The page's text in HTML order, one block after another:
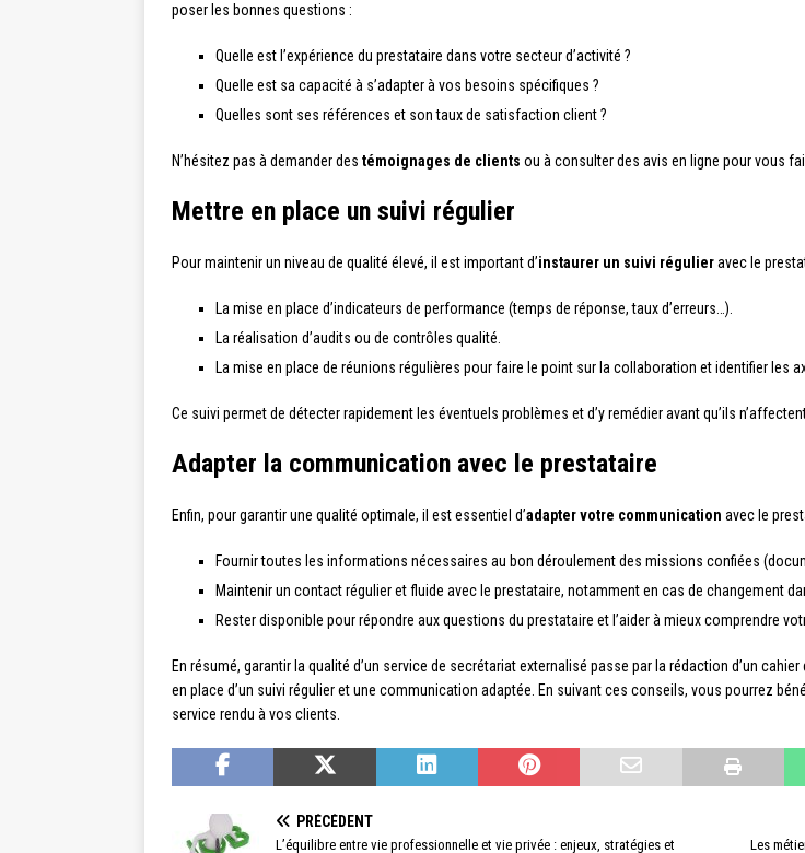
poser les bonnes questions :
Quelle est l’expérience du prestataire dans votre secteur d’activité ?
Quelle est sa capacité à s’adapter à vos besoins spécifiques ?
Quelles sont ses références et son taux de satisfaction client ?
N’hésitez pas à demander des témoignages de clients ou à consulter des avis en ligne pour vous
Mettre en place un suivi régulier
Pour maintenir un niveau de qualité élevé, il est important d’instaurer un suivi régulieravec le
La mise en place d’indicateurs de performance (temps de réponse, taux d’erreurs…).
La réalisation d’audits ou de contrôles qualité.
La mise en place de réunions régulières pour faire le point sur la collaboration et identifier les
Ce suivi permet de détecter rapidement les éventuels problèmes et d’y remédier avant qu’ils
Adapter la communication avec le prestataire
Enfin, pour garantir une qualité optimale, il est essentiel d’adapter votre communication avec le
Fournir toutes les informations nécessaires au bon déroulement des missions confiées
Maintenir un contact régulier et fluide avec le prestataire, notamment en cas de changement
Rester disponible pour répondre aux questions du prestataire et l’aider à mieux comprendre
En résumé, garantir la qualité d’un service de secrétariat externalisé passe par la rédaction d’un
en place d’un suivi régulier et une communication adaptée. En suivant ces conseils, vous pourrez
service rendu à vos clients.
PRÉCÉDENT
L’équilibre entre vie professionnelle et vie privée : enjeux, stratégies et Les